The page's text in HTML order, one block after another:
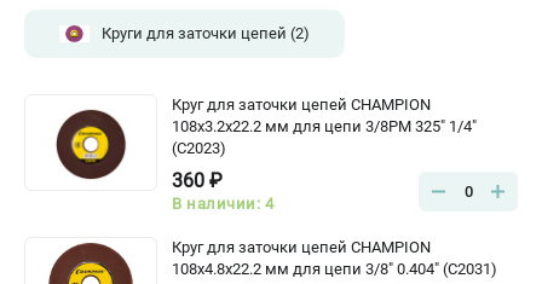
Круги для заточки цепей (2)
Круг для заточки цепей CHAMPION
108х3.2х22.2 мм для цепи 3/8PM 325" 1/4"
(C2023)
360 ₽
В наличии: 4
0
Круг для заточки цепей CHAMPION
108х4.8х22.2 мм для цепи 3/8" 0.404" (C2031)